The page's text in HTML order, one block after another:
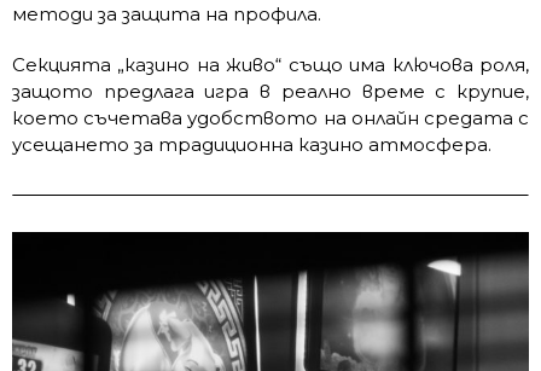
методи за защита на профила.
Секцията „казино на живо“ също има ключова роля,
защото предлага игра в реално време с крупие,
което съчетава удобството на онлайн средата с
усещането за традиционна казино атмосфера.